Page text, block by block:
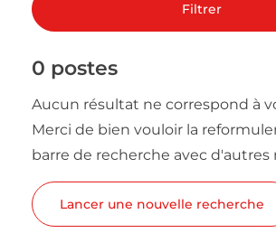
Filtrer
0 postes
Aucun résultat ne correspond à
Merci de bien vouloir la
barre de recherche avec d'autres
Lancer une nouvelle recherche